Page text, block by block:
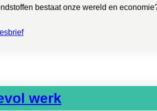
bestaat onze wereld en
werk